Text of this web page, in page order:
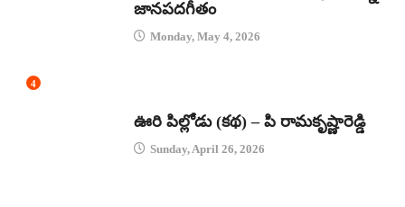
జానపదగీతం
Monday, May 4, 2026
4
ఊరి పిల్లోడు (కథ) – పి రామకృష్ణారెడ్డి
Sunday, April 26, 2026